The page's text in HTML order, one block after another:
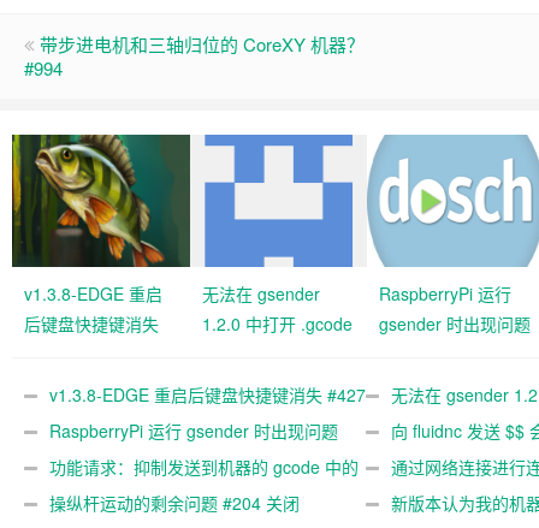
带步进电机和三轴归位的 CoreXY 机器？
#994
v1.3.8-EDGE 重启
后键盘快捷键消失
无法在 gsender
1.2.0 中打开 .gcode
RaspberryPi 运行
gsender 时出现问题
v1.3.8-EDGE 重启后键盘快捷键消失 #427
关闭
无法在 gsender
#367
RaspberryPi 运行 gsender 时出现问题
#89
向 fluidnc 发送 $$
#473
功能请求：抑制发送到机器的 gcode 中的
gcode 注释。 #444 关闭
通过网络连接进行
操纵杆运动的剩余问题 #204 关闭
新版本认为我的机